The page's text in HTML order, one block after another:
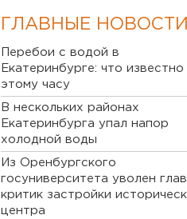
ГЛАВНЫЕ НОВОСТИ
Перебои с водой в
Екатеринбурге: что известно
этому часу
В нескольких районах
Екатеринбурга упал напор
холодной воды
Из Оренбургского
госуниверситета уволен
критик застройки
центра